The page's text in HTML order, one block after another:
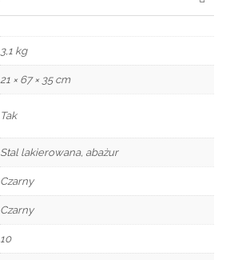
3,1 kg
21 × 67 × 35 cm
Tak
Stal lakierowana, abażur
Czarny
Czarny
10